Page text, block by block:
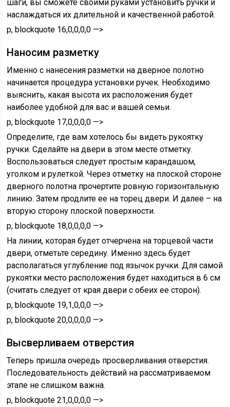
шаги, вы сможете своими руками установить ручки и
наслаждаться их длительной и качественной работой.
p, blockquote 16,0,0,0,0 —>
Наносим разметку
Именно с нанесения разметки на дверное полотно
начинается процедура установки ручек. Необходимо
выяснить, какая высота их расположения будет
наиболее удобной для вас и вашей семьи.
p, blockquote 17,0,0,0,0 —>
Определите, где вам хотелось бы видеть рукоятку
ручки. Сделайте на двери в этом месте отметку.
Воспользоваться следует простым карандашом,
уголком и рулеткой. Через отметку на плоской стороне
дверного полотна прочертите ровную горизонтальную
линию. Затем продлите ее на торец двери. И далее – на
вторую сторону плоской поверхности.
p, blockquote 18,0,0,0,0 —>
На линии, которая будет отчерчена на торцевой части
двери, отметьте середину. Именно здесь будет
располагаться углубление под язычок ручки. Для самой
рукоятки место расположения будет находиться в 6 см
(считать следует от края двери с обеих ее сторон).
p, blockquote 19,1,0,0,0 —>
p, blockquote 20,0,0,0,0 —>
Высверливаем отверстия
Теперь пришла очередь просверливания отверстия.
Последовательность действий на рассматриваемом
этапе не слишком важна.
p, blockquote 21,0,0,0,0 —>